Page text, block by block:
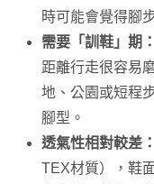
時可能會覺得腳
需要「訓鞋」期：
距離行走很容易
地、公園或短程
腳型。
透氣性相對較差：
TEX材質），鞋